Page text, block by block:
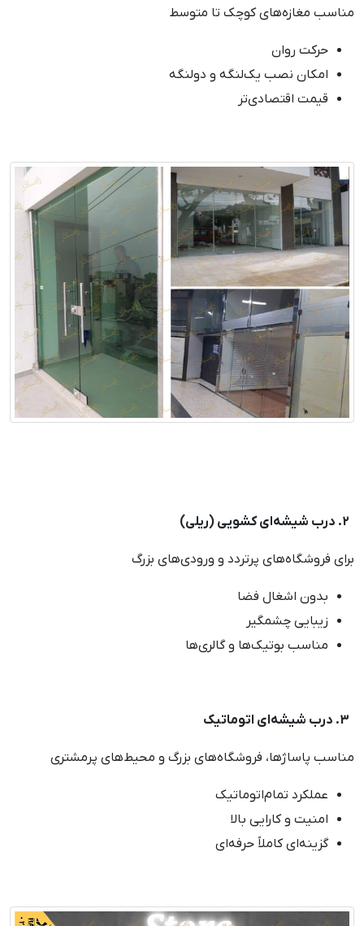
مناسب مغازه‌های کوچک تا متوسط
حرکت روان
امکان نصب یک‌لنگه و دولنگه
قیمت اقتصادی‌تر
2. درب شیشه‌ای کشویی (ریلی)
برای فروشگاه‌های پرتردد و ورودی‌های بزرگ
بدون اشغال فضا
زیبایی چشمگیر
مناسب بوتیک‌ها و گالری‌ها
3. درب شیشه‌ای اتوماتیک
مناسب پاساژها، فروشگاه‌های بزرگ و محیط‌های پرمشتری
عملکرد تمام‌اتوماتیک
امنیت و کارایی بالا
گزینه‌ای کاملاً حرفه‌ای